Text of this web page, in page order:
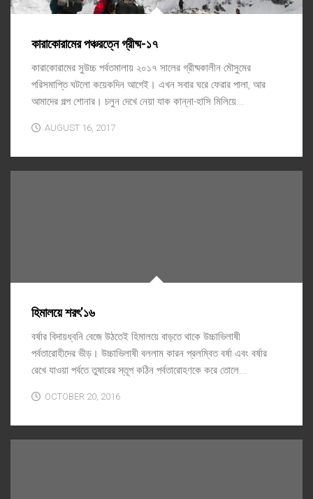
কারাকোরামের পঞ্চরত্নে গ্রীষ্ম-১৭
কারাকোরামের সুউচ্চ পর্বতমালায় ২০১৭ সালের গ্রীষ্মকালীন মৌসুমের
পরিসমাপ্তি ঘটলো কয়েকদিন আগেই। এখন সবার ঘরে ফেরার পালা, আর
আমাদের গল্প শোনার। চলুন দেখে নেয়া যাক কান্না-হাসি মিলিয়ে...
AUGUST 16, 2017
হিমালয়ে শরৎ’১৬
বর্ষার বিদায়ধ্বনি বেজে উঠতেই হিমালয়ে বাড়তে থাকে উচ্চাভিলাষী
পর্বতারোহীদের ভীড়। উচ্চাভিলাষী বললাম কারন প্রলম্বিত বর্ষা এবং বর্ষার
রেখে যাওয়া পর্বতে তুষারের স্তূপ কঠিন পর্বতারোহণকে করে তোলে...
OCTOBER 20, 2016